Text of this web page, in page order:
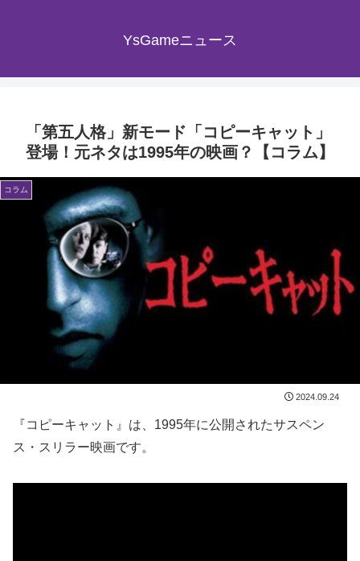
YsGameニュース
「第五人格」新モード「コピーキャット」
登場！元ネタは1995年の映画？【コラム】
コラム
2024.09.24
『コピーキャット』は、1995年に公開されたサスペン
ス・スリラー映画です。